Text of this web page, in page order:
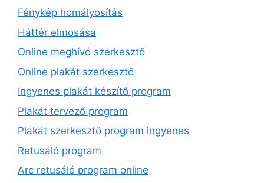
Fénykép homályosítás
Háttér elmosása
Online meghívó szerkesztő
Online plakát szerkesztő
Ingyenes plakát készítő program
Plakát tervező program
Plakát szerkesztő program ingyenes
Retusáló program
Arc retusáló program online